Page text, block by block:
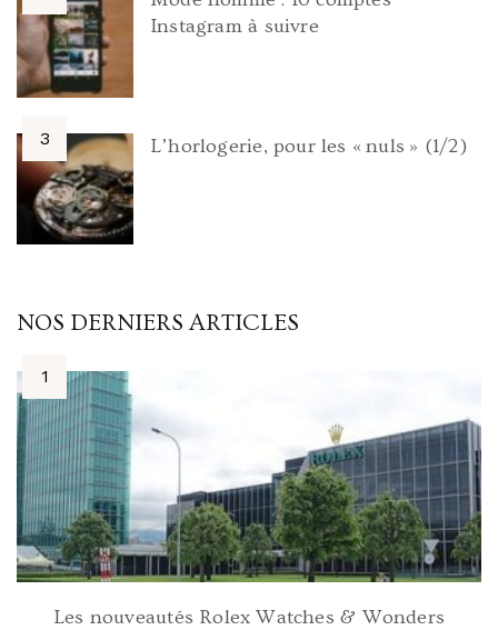
Instagram à suivre
L’horlogerie, pour les « nuls » (1/2)
NOS DERNIERS ARTICLES
Les nouveautés Rolex Watches & Wonders